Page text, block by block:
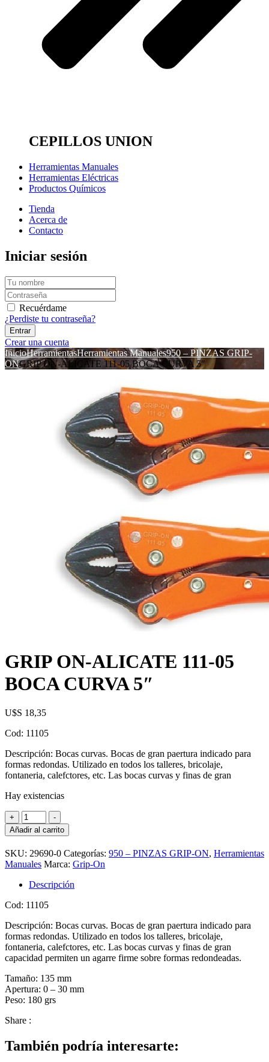
CEPILLOS UNION
Herramientas Manuales
Herramientas Eléctricas
Productos Químicos
Tienda
Acerca de
Contacto
Iniciar sesión
Recuérdame
¿Perdiste tu contraseña?
Crear una cuenta
InicioHerramientasHerramientas Manuales950 – PINZAS GRIP-
ONGRIP ON-ALICATE 111-05 BOCA CURVA 5″
GRIP ON-ALICATE 111-05
BOCA CURVA 5″
U$S 18,35
Cod: 11105
Descripción: Bocas curvas. Bocas de gran paertura indicado para
formas redondas. Utilizado en todos los talleres, bricolaje,
fontaneria, calefctores, etc. Las bocas curvas y finas de gran
Hay existencias
+
GRIP
ON-
ALICATE
111-
05
BOCA
CURVA
5"
cantidad
-
Añadir al carrito
SKU: 29690-0 Categorías: 950 – PINZAS GRIP-ON, Herramientas
Manuales Marca: Grip-On
Descripción
Cod: 11105
Descripción: Bocas curvas. Bocas de gran paertura indicado para
formas redondas. Utilizado en todos los talleres, bricolaje,
fontaneria, calefctores, etc. Las bocas curvas y finas de gran
capacidad permiten un agarre firme sobre formas redondeadas.
Tamaño: 135 mm
Apertura: 0 – 30 mm
Peso: 180 grs
Share :
También podría interesarte: